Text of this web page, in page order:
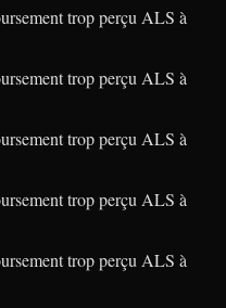
trop perçu ALS à
trop perçu ALS à
trop perçu ALS à
trop perçu ALS à
trop perçu ALS à